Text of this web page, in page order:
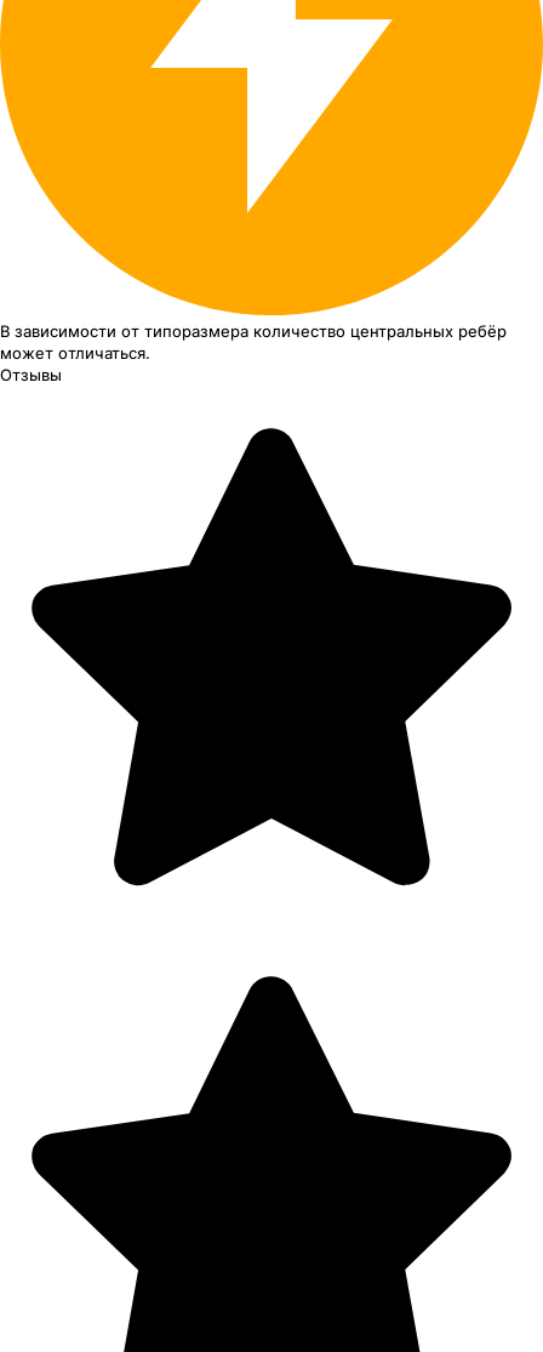
В зависимости от типоразмера количество центральных ребёр
может отличаться.
Отзывы